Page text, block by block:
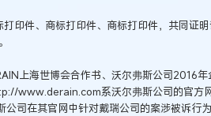
印件、商标打印件、商标打印件，共同证
上海世博会合作书、沃尔弗斯公司2016
www.derain.com系沃尔弗斯公司的官方
公司在其官网中针对戴瑞公司的案涉被诉行